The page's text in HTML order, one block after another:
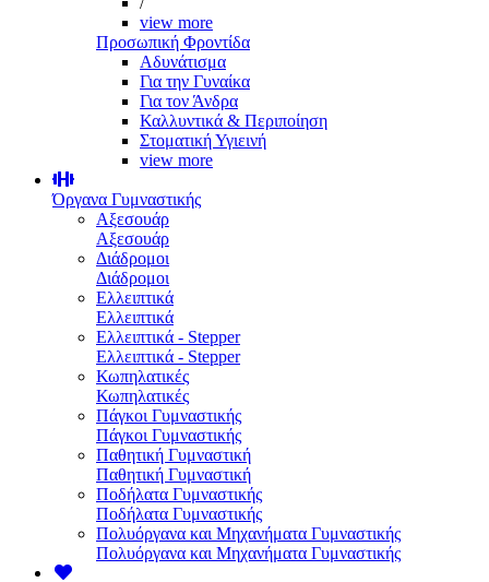
view more
Προσωπική Φροντίδα
Αδυνάτισμα
Για την Γυναίκα
Για τον Άνδρα
Καλλυντικά & Περιποίηση
Στοματική Υγιεινή
view more
Όργανα Γυμναστικής
Αξεσουάρ
Αξεσουάρ
Διάδρομοι
Διάδρομοι
Ελλειπτικά
Ελλειπτικά
Ελλειπτικά - Stepper
Ελλειπτικά - Stepper
Κωπηλατικές
Κωπηλατικές
Πάγκοι Γυμναστικής
Πάγκοι Γυμναστικής
Παθητική Γυμναστική
Παθητική Γυμναστική
Ποδήλατα Γυμναστικής
Ποδήλατα Γυμναστικής
Πολυόργανα και Μηχανήματα Γυμναστικής
Πολυόργανα και Μηχανήματα Γυμναστικής